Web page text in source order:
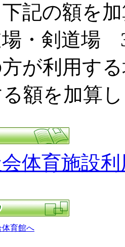
記の額を
剣道場
が利用す
額を加算
体育施設
体育館へ